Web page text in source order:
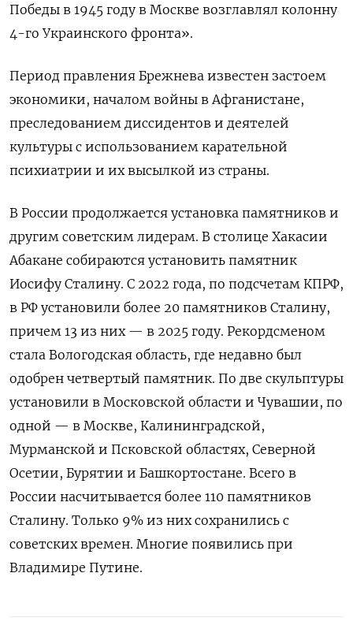
Победы в 1945 году в Москве возглавлял колонну
4-го Украинского фронта».
Период правления Брежнева известен застоем
экономики, началом войны в Афганистане,
преследованием диссидентов и деятелей
культуры с использованием карательной
психиатрии и их высылкой из страны.
В России продолжается установка памятников и
другим советским лидерам. В столице Хакасии
Абакане собираются установить памятник
Иосифу Сталину. С 2022 года, по подсчетам КПРФ,
в РФ установили более 20 памятников Сталину,
причем 13 из них — в 2025 году. Рекордсменом
стала Вологодская область, где недавно был
одобрен четвертый памятник. По две скульптуры
установили в Московской области и Чувашии, по
одной — в Москве, Калининградской,
Мурманской и Псковской областях, Северной
Осетии, Бурятии и Башкортостане. Всего в
России насчитывается более 110 памятников
Сталину. Только 9% из них сохранились с
советских времен. Многие появились при
Владимире Путине.